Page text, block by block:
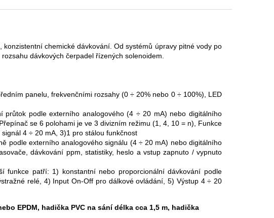
chemické dávkování. Od systémů úpravy pitné vody po
dávkových čerpadel řízených solenoidem.
panelu, frekvenčními rozsahy (0 ÷ 20% nebo 0 ÷ 100%), LED
podle externího analogového (4 ÷ 20 mA) nebo digitálního
se 6 polohami je ve 3 divizním režimu (1, 4, 10 = n), Funkce
4 ÷ 20 mA, 3)1 pro stálou funkčnost
podle externího analogového signálu (4 ÷ 20 mA) nebo digitálního
dávkování ppm, statistiky, heslo a vstup zapnuto / vypnuto
patří: 1) konstantní nebo proporcionální dávkování podle
relé, 4) Input On-Off pro dálkové ovládání, 5) Výstup 4 ÷ 20
EPDM, hadička PVC na sání délka cca 1,5 m, hadička